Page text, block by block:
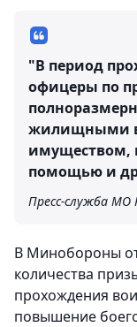
"В период
офицеры по
жилищными
имуществом,
помощью и
Пресс-служба МО
В Минобороны
количества
прохождения
повышение